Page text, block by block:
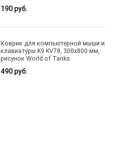
190 руб.
Коврик для компьютерной мыши и
клавиатуры K9 KV78, 300х800 мм,
рисунок World of Tanks
490 руб.